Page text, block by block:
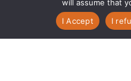
will assume that
I Accept
I